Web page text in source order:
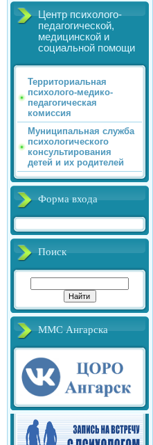
Центр психолого-
педагогической,
медицинской и
социальной помощи
Территориальная
психолого-медико-
педагогическая
комиссия
Муниципальная служба
психологического
консультирования
детей и их родителей
Форма входа
Поиск
ММС Ангарска